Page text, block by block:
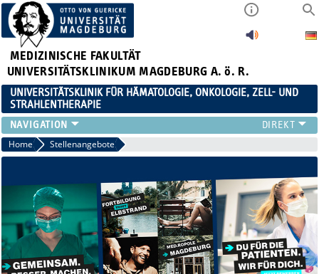
MEDIZINISCHE FAKULTÄT
UNIVERSITÄTSKLINIKUM MAGDEBURG A. ö. R.
UNIVERSITÄTSKLINIK FÜR HÄMATOLOGIE, ONKOLOGIE, ZELL- UND
STRAHLENTHERAPIE
KLINIK
ZELLTHEMA
STUDIEN
LEHRE
NEWS
STELLENANGEBOTE
Home Stellenangebote